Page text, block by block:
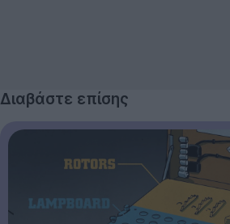
Διαβάστε επίσης